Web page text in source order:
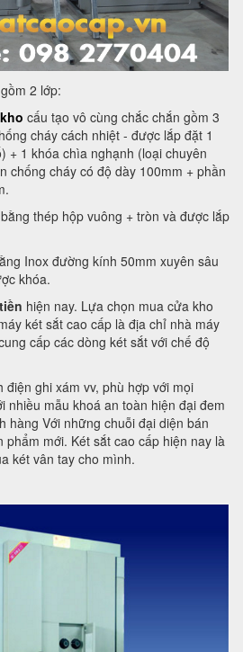
2 lớp:
cấu tạo vô cùng chắc chắn gồm 3
cháy cách nhiệt - được lắp đặt 1
+ 1 khóa chìa nghạnh (loại chuyên
chống cháy có độ dày 100mm + phần
thép hộp vuông + tròn và được lắp
Inox đường kính 50mm xuyên sâu
khóa.
hiện nay. Lựa chọn mua cửa kho
két sắt cao cấp là địa chỉ nhà máy
cấp các dòng két sắt với chế độ
điện ghi xám vv, phù hợp với mọi
nhiều mẫu khoá an toàn hiện đại đem
hàng Với những chuỗi đại diện bán
phẩm mới. Két sắt cao cấp hiện nay là
két vân tay cho mình.